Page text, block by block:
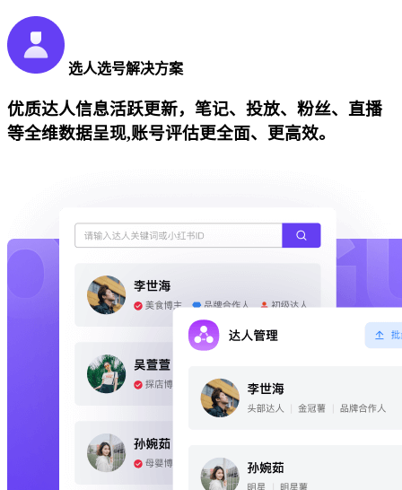
选人选号解决方案
优质达人信息活跃更新，笔记、投放、粉丝、直播
等全维数据呈现,账号评估更全面、更高效。